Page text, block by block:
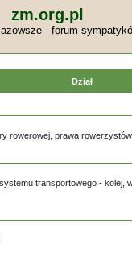
zm.org.pl
- forum
Dział
rowerowej, prawa rowerzystów
transportowego - kolej,